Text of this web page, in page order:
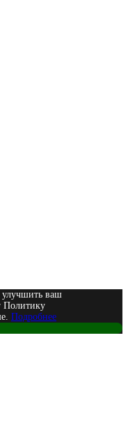
улучшить ваш
Политику
Подробнее